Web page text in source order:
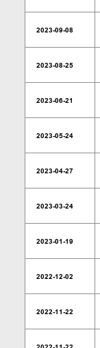
2023-09-08
2023-08-25
2023-06-21
2023-05-24
2023-04-27
2023-03-24
2023-01-19
2022-12-02
2022-11-22